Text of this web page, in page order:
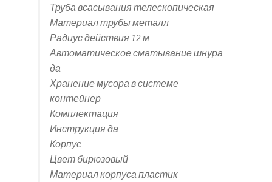
Труба всасывания телескопическая
Материал трубы металл
Радиус действия 12 м
Автоматическое сматывание шнура
да
Хранение мусора в системе
контейнер
Комплектация
Инструкция да
Корпус
Цвет бирюзовый
Материал корпуса пластик